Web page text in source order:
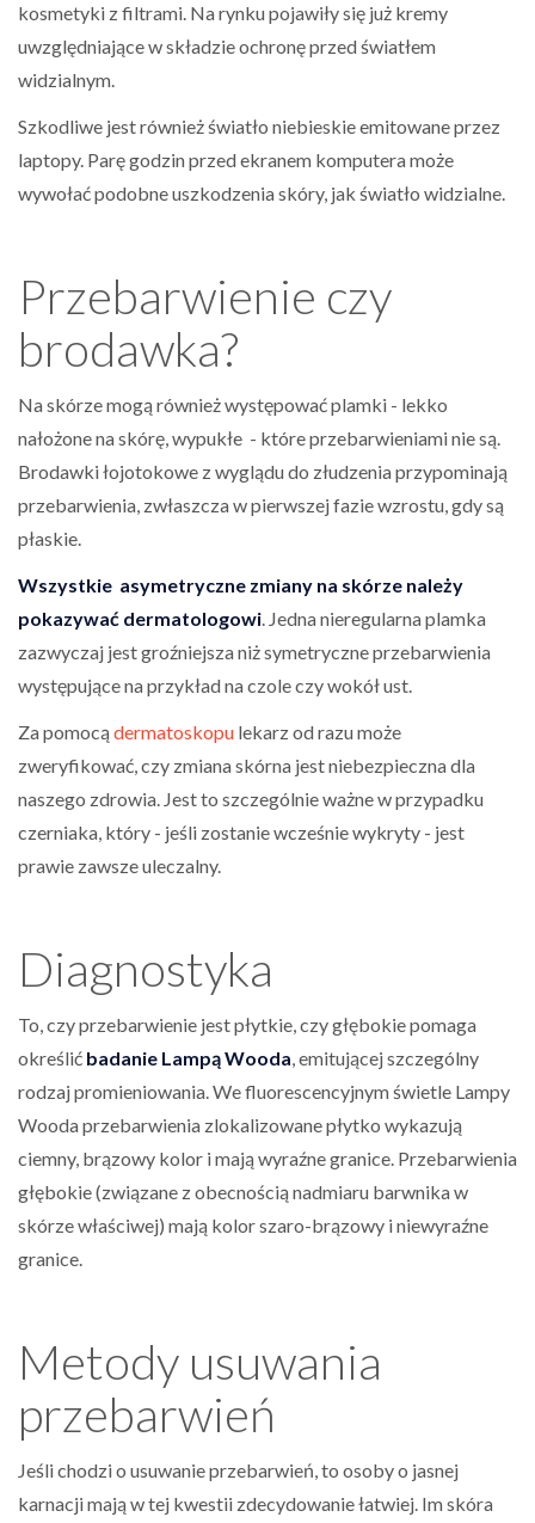
kosmetyki z filtrami. Na rynku pojawiły się już kremy
uwzględniające w składzie ochronę przed światłem
widzialnym.
Szkodliwe jest również światło niebieskie emitowane przez
laptopy. Parę godzin przed ekranem komputera może
wywołać podobne uszkodzenia skóry, jak światło widzialne.
Przebarwienie czy
brodawka?
Na skórze mogą również występować plamki - lekko
nałożone na skórę, wypukłe - które przebarwieniami nie są.
Brodawki łojotokowe z wyglądu do złudzenia przypominają
przebarwienia, zwłaszcza w pierwszej fazie wzrostu, gdy są
płaskie.
Wszystkie asymetryczne zmiany na skórze należy
pokazywać dermatologowi. Jedna nieregularna plamka
zazwyczaj jest groźniejsza niż symetryczne przebarwienia
występujące na przykład na czole czy wokół ust.
Za pomocą dermatoskopu lekarz od razu może
zweryfikować, czy zmiana skórna jest niebezpieczna dla
naszego zdrowia. Jest to szczególnie ważne w przypadku
czerniaka, który - jeśli zostanie wcześnie wykryty - jest
prawie zawsze uleczalny.
Diagnostyka
To, czy przebarwienie jest płytkie, czy głębokie pomaga
określić badanie Lampą Wooda, emitującej szczególny
rodzaj promieniowania. We fluorescencyjnym świetle Lampy
Wooda przebarwienia zlokalizowane płytko wykazują
ciemny, brązowy kolor i mają wyraźne granice. Przebarwienia
głębokie (związane z obecnością nadmiaru barwnika w
skórze właściwej) mają kolor szaro-brązowy i niewyraźne
granice.
Metody usuwania
przebarwień
Jeśli chodzi o usuwanie przebarwień, to osoby o jasnej
karnacji mają w tej kwestii zdecydowanie łatwiej. Im skóra